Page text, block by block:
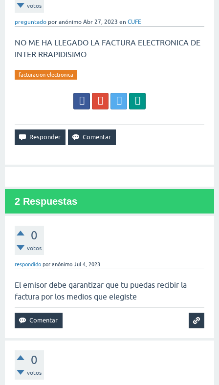
votos
preguntado por anónimo Abr 27, 2023 en CUFE
NO ME HA LLEGADO LA FACTURA ELECTRONICA DE
INTER RRAPIDISIMO
facturacion-electronica
2 Respuestas
0
votos
respondido por anónimo Jul 4, 2023
El emisor debe garantizar que tu puedas recibir la
factura por los medios que elegiste
0
votos